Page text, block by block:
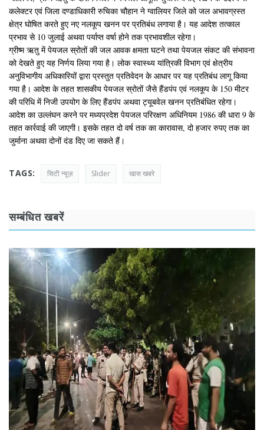
कलेक्टर एवं जिला दण्डाधिकारी रुचिका चौहान ने ग्वालियर जिले को जल अभावग्रस्त
क्षेत्र घोषित करते हुए नए नलकूप खनन पर प्रतिबंध लगाया है। यह आदेश तत्काल
प्रभाव से 10 जुलाई अथवा पर्याप्त वर्षा होने तक प्रभावशील रहेगा।
ग्रीष्म ऋतु में पेयजल स्रोतों की जल आवक क्षमता घटने तथा पेयजल संकट की संभावना
को देखते हुए यह निर्णय लिया गया है। लोक स्वास्थ्य यांत्रिकी विभाग एवं क्षेत्रीय
अनुविभागीय अधिकारियों द्वारा प्रस्तुत प्रतिवेदन के आधार पर यह प्रतिबंध लागू किया
गया है। आदेश के तहत शासकीय पेयजल स्रोतों जैसे हैंडपंप एवं नलकूप के 150 मीटर
की परिधि में निजी उपयोग के लिए हैंडपंप अथवा ट्यूबवेल खनन प्रतिबंधित रहेगा।
आदेश का उल्लंघन करने पर मध्यप्रदेश पेयजल परिरक्षण अधिनियम 1986 की धारा 9 के
तहत कार्रवाई की जाएगी। इसके तहत दो वर्ष तक का कारावास, दो हजार रुपए तक का
जुर्माना अथवा दोनों दंड दिए जा सकते हैं।
TAGS: सिटी न्यूज़ Slider खास खबरे
सम्बंधित खबरें